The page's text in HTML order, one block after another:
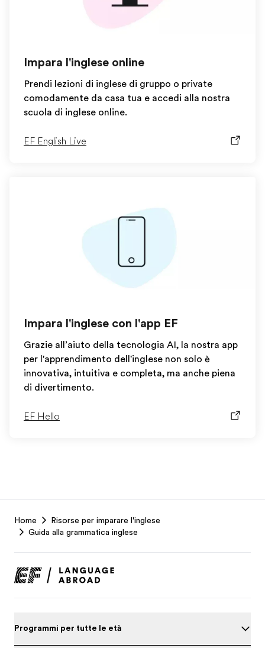
Impara l'inglese online
Prendi lezioni di inglese di gruppo o private
comodamente da casa tua e accedi alla nostra
scuola di inglese online.
EF English Live
Impara l'inglese con l'app EF
Grazie all’aiuto della tecnologia AI, la nostra app
per l'apprendimento dell'inglese non solo è
innovativa, intuitiva e completa, ma anche piena
di divertimento.
EF Hello
Footer
Home
Risorse per imparare l'inglese
Guida alla grammatica inglese
Programmi per tutte le età